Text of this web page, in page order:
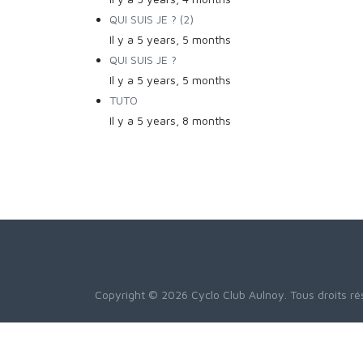
QUI SUIS JE ? (2)
Il y a 5 years, 5 months
QUI SUIS JE ?
Il y a 5 years, 5 months
TUTO
Il y a 5 years, 8 months
Copyright © 2026 Cyclo Club Aulnoy. Tous droits